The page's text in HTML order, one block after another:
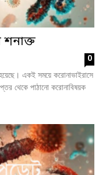
0
একই সময়ে করোনাভাইরাসে
থেকে পাঠানো করোনাবিষয়ক